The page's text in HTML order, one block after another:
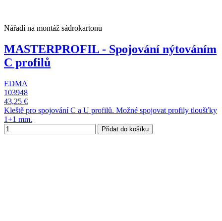
Nářadí na montáž sádrokartonu
MASTERPROFIL - Spojování nýtováním
C profilů
EDMA
103948
43,25 €
Kleště pro spojování C a U profilů. Možné spojovat profily tloušťky
1+1 mm.
Přidat do košíku